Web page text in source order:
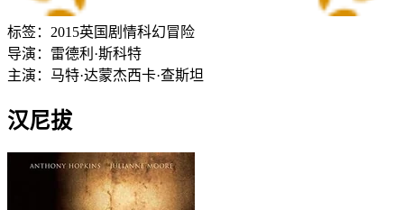
标签： 2015英国剧情科幻冒险
导演： 雷德利·斯科特
主演： 马特·达蒙杰西卡·查斯坦
汉尼拔